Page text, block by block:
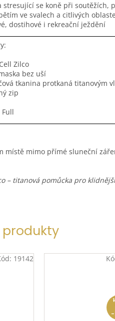
produkty
19142
stresující se koně při soutěžích,
ve svalech a citlivých
dostihové i rekreační ježdění
Zilco
bez uší
tkanina protkaná titanovým
zip
Full
místě mimo přímé sluneční
– titanová pomůcka pro